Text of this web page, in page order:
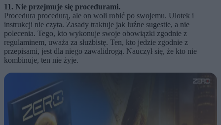
11. Nie przejmuje się procedurami.
Procedura procedurą, ale on woli robić po swojemu. Ulotek i
instrukcji nie czyta. Zasady traktuje jak luźne sugestie, a nie
polecenia. Tego, kto wykonuje swoje obowiązki zgodnie z
regulaminem, uważa za służbistę. Ten, kto jedzie zgodnie z
przepisami, jest dla niego zawalidrogą. Nauczył się, że kto nie
kombinuje, ten nie żyje.